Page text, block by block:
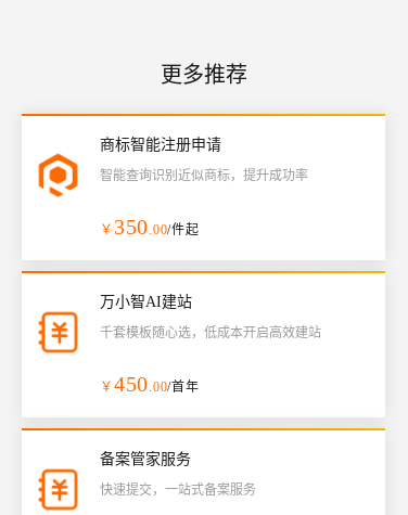
更多推荐
商标智能注册申请
智能查询识别近似商标，提升成功率
￥ 350.00/件起
万小智AI建站
千套模板随心选，低成本开启高效建站
￥ 450.00/首年
备案管家服务
快速提交，一站式备案服务